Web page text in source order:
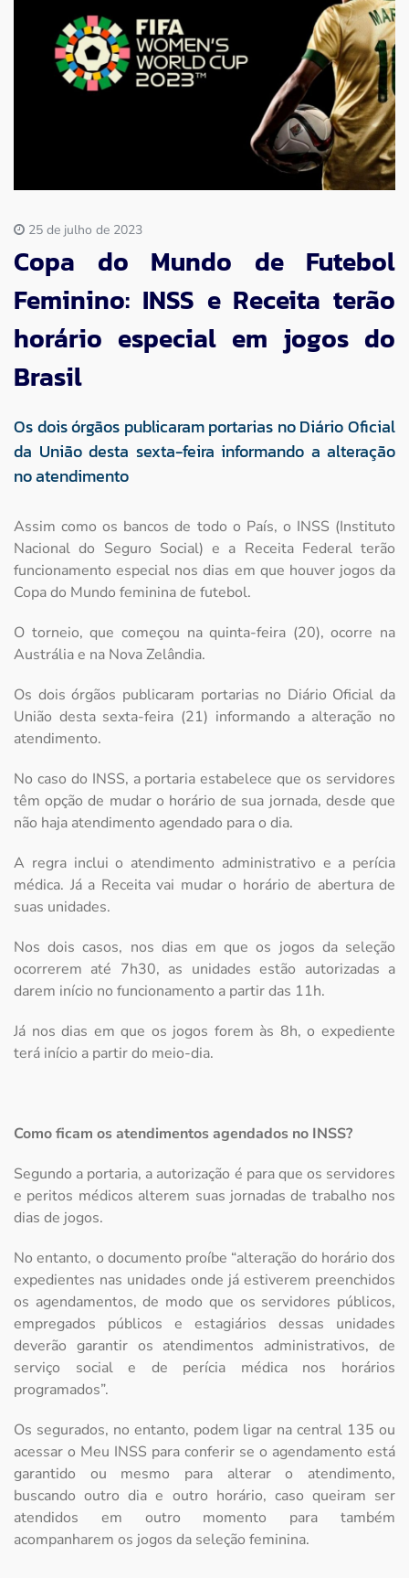
Imprensa
25 de julho de 2023
Copa do Mundo de Futebol
Feminino: INSS e Receita terão
horário especial em jogos do
Brasil
Os dois órgãos publicaram portarias no Diário Oficial
da União desta sexta-feira informando a alteração
no atendimento
Assim como os bancos de todo o País, o INSS (Instituto
Nacional do Seguro Social) e a Receita Federal terão
funcionamento especial nos dias em que houver jogos da
Copa do Mundo feminina de futebol.
O torneio, que começou na quinta-feira (20), ocorre na
Austrália e na Nova Zelândia.
Os dois órgãos publicaram portarias no Diário Oficial da
União desta sexta-feira (21) informando a alteração no
atendimento.
No caso do INSS, a portaria estabelece que os servidores
têm opção de mudar o horário de sua jornada, desde que
não haja atendimento agendado para o dia.
A regra inclui o atendimento administrativo e a perícia
médica. Já a Receita vai mudar o horário de abertura de
suas unidades.
Nos dois casos, nos dias em que os jogos da seleção
ocorrerem até 7h30, as unidades estão autorizadas a
darem início no funcionamento a partir das 11h.
Já nos dias em que os jogos forem às 8h, o expediente
terá início a partir do meio-dia.
Como ficam os atendimentos agendados no INSS?
Segundo a portaria, a autorização é para que os servidores
e peritos médicos alterem suas jornadas de trabalho nos
dias de jogos.
No entanto, o documento proíbe “alteração do horário dos
expedientes nas unidades onde já estiverem preenchidos
os agendamentos, de modo que os servidores públicos,
empregados públicos e estagiários dessas unidades
deverão garantir os atendimentos administrativos, de
serviço social e de perícia médica nos horários
programados”.
Os segurados, no entanto, podem ligar na central 135 ou
acessar o Meu INSS para conferir se o agendamento está
garantido ou mesmo para alterar o atendimento,
buscando outro dia e outro horário, caso queiram ser
atendidos em outro momento para também
acompanharem os jogos da seleção feminina.